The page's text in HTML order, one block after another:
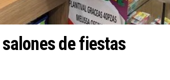
de fiestas